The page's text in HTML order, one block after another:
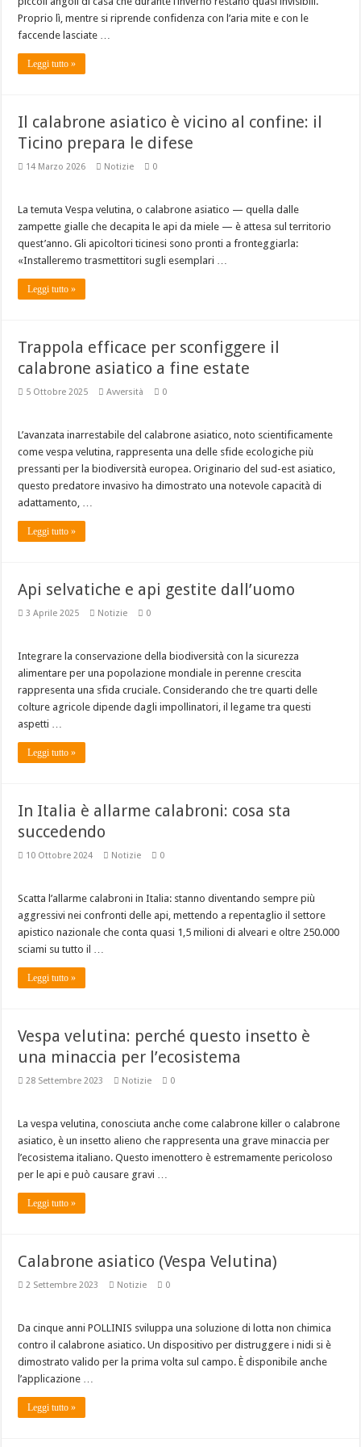
Marcare le regine: il momento giusto fa la differenza?
Piano di lotta alla varroa 2026
Proprio lì, mentre si riprende confidenza con l’aria mite e con le
faccende lasciate …
Leggi tutto »
Il calabrone asiatico è vicino al confine: il
Ticino prepara le difese
14 Marzo 2026 Notizie 0
La temuta Vespa velutina, o calabrone asiatico — quella dalle
zampette gialle che decapita le api da miele — è attesa sul territorio
quest’anno. Gli apicoltori ticinesi sono pronti a fronteggiarla:
«Installeremo trasmettitori sugli esemplari …
Leggi tutto »
Trappola efficace per sconfiggere il
calabrone asiatico a fine estate
5 Ottobre 2025 Avversità 0
L’avanzata inarrestabile del calabrone asiatico, noto scientificamente
come vespa velutina, rappresenta una delle sfide ecologiche più
pressanti per la biodiversità europea. Originario del sud-est asiatico,
questo predatore invasivo ha dimostrato una notevole capacità di
adattamento, …
Leggi tutto »
Api selvatiche e api gestite dall’uomo
3 Aprile 2025 Notizie 0
Integrare la conservazione della biodiversità con la sicurezza
alimentare per una popolazione mondiale in perenne crescita
rappresenta una sfida cruciale. Considerando che tre quarti delle
colture agricole dipende dagli impollinatori, il legame tra questi
aspetti …
Leggi tutto »
In Italia è allarme calabroni: cosa sta
succedendo
10 Ottobre 2024 Notizie 0
Scatta l’allarme calabroni in Italia: stanno diventando sempre più
aggressivi nei confronti delle api, mettendo a repentaglio il settore
apistico nazionale che conta quasi 1,5 milioni di alveari e oltre 250.000
sciami su tutto il …
Leggi tutto »
Vespa velutina: perché questo insetto è
una minaccia per l’ecosistema
28 Settembre 2023 Notizie 0
La vespa velutina, conosciuta anche come calabrone killer o calabrone
asiatico, è un insetto alieno che rappresenta una grave minaccia per
l’ecosistema italiano. Questo imenottero è estremamente pericoloso
per le api e può causare gravi …
Leggi tutto »
Calabrone asiatico (Vespa Velutina)
2 Settembre 2023 Notizie 0
Da cinque anni POLLINIS sviluppa una soluzione di lotta non chimica
contro il calabrone asiatico. Un dispositivo per distruggere i nidi si è
dimostrato valido per la prima volta sul campo. È disponibile anche
l’applicazione …
Leggi tutto »